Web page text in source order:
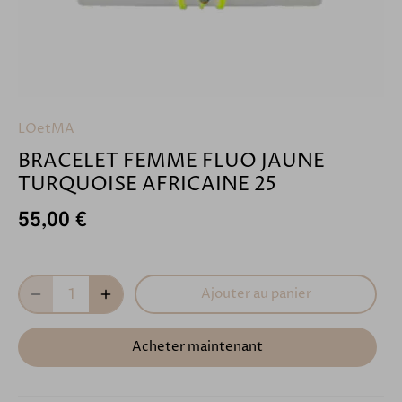
LOetMA
BRACELET FEMME FLUO JAUNE
TURQUOISE AFRICAINE 25
55,00 €
Ajouter au panier
Acheter maintenant